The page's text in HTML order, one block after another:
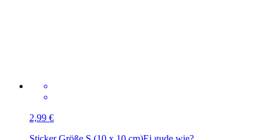
2,99 €